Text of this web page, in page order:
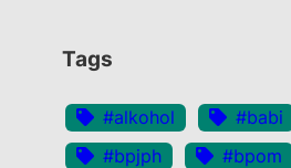
Tags
#alkohol #babi
#bpjph
#bpom